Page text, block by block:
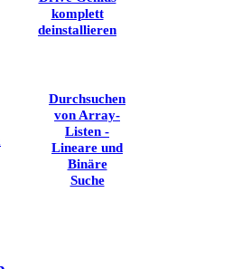
komplett
deinstallieren
Durchsuchen
von Array-
Listen -
Lineare und
Binäre
Suche